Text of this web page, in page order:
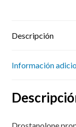
Descripción
Información